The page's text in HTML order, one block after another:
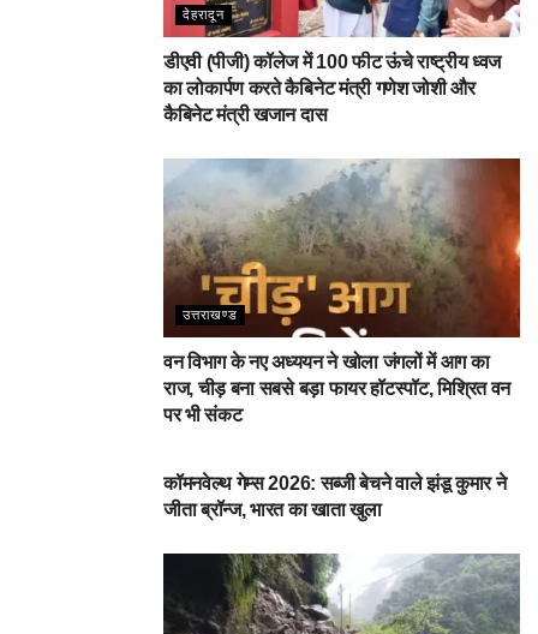
देहरादून
डीएवी (पीजी) कॉलेज में 100 फीट ऊंचे राष्ट्रीय ध्वज
का लोकार्पण करते कैबिनेट मंत्री गणेश जोशी और
कैबिनेट मंत्री खजान दास
उत्तराखण्ड
वन विभाग के नए अध्ययन ने खोला जंगलों में आग का
राज, चीड़ बना सबसे बड़ा फायर हॉटस्पॉट, मिश्रित वन
पर भी संकट
कॉमनवेल्थ गेम्स 2026: सब्जी बेचने वाले झंडू कुमार ने
जीता ब्रॉन्ज, भारत का खाता खुला